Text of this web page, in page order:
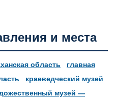
и места
область
главная
краеведческий музей
музей —